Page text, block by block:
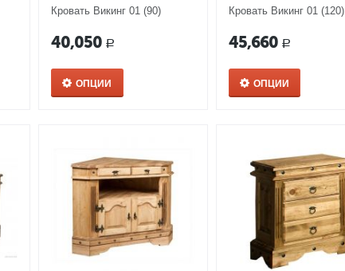
Кровать Викинг 01 (90)
40,050 Р
ОПЦИИ
Кровать Викинг 01 (120)
45,660 Р
ОПЦИИ